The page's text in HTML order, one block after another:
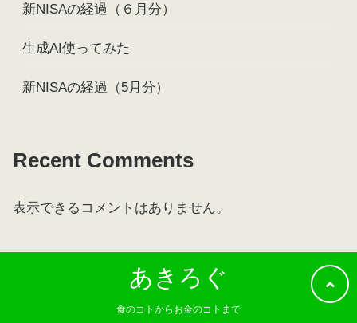
新NISAの経過（６月分）
生成AI使ってみた
新NISAの経過（5月分）
Recent Comments
表示できるコメントはありません。
あきろぐ
食のコトからお金のコトまで